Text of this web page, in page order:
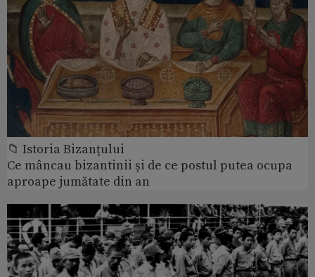
📁 Istoria Bizanțului
Ce mâncau bizantinii și de ce postul putea ocupa
aproape jumătate din an